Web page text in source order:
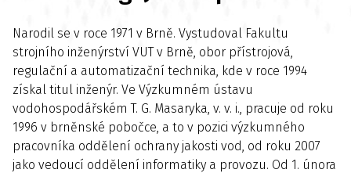
Narodil se v roce 1971 v Brně. Vystudoval Fakultu
strojního inženýrství VUT v Brně, obor přístrojová,
regulační a automatizační technika, kde v roce 1994
získal titul inženýr. Ve Výzkumném ústavu
vodohospodářském T. G. Masaryka, v. v. i., pracuje od roku
1996 v brněnské pobočce, a to v pozici výzkumného
pracovníka oddělení ochrany jakosti vod, od roku 2007
jako vedoucí oddělení informatiky a provozu. Od 1. února